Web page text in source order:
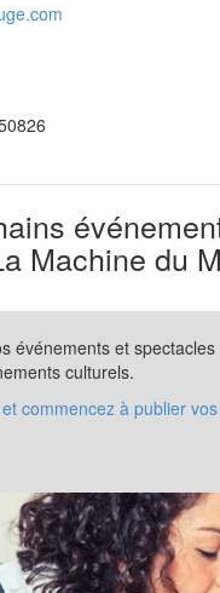
Machine du
événements et
culturels.
commencez à publier